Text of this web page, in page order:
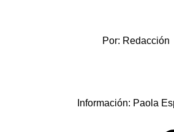
Por: Redacción
Información: Paola